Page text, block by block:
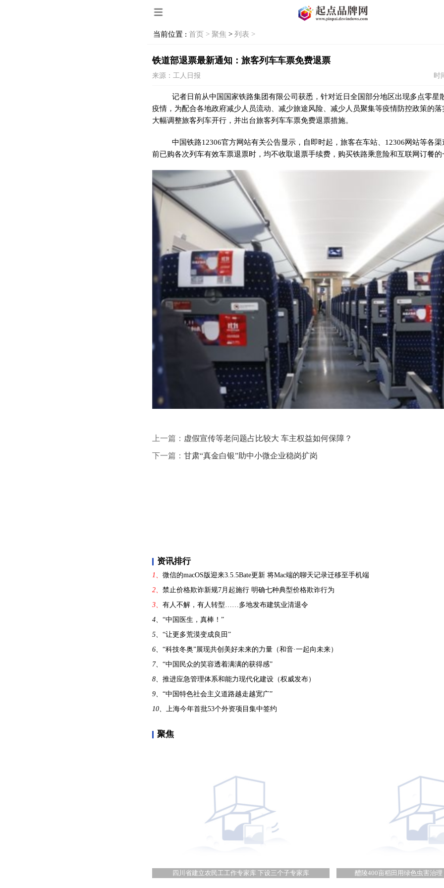
当前位置 : 首页 > 聚焦 > 列表 >
铁道部退票最新通知：旅客列车车票免费退票
来源：工人日报 时
记者日前从中国国家铁路集团有限公司获悉，针对近日全国部分地区出现多点零星
疫情 ，为配合各地政府减少人员流动、减少旅途风险、减少人员聚集等疫情防控政策的落
大幅调整旅客列车开行，并出台旅客列车车票免费退票措施。
中国铁路12306官方网站有关公告显示，自即时起，旅客在车站、12306网站等各
前已购各次列车有效车票退票时，均不收取退票手续费，购买铁路乘意险和互联网订餐
上一篇： 虚假宣传等老问题占比较大 车主权益如何保障？
下一篇： 甘肃“真金白银”助中小微企业稳岗扩岗
资讯排行
1、 微信的macOS版迎来3.5.5Bate更新 将Mac端的聊天记录迁移至手机端
2、 禁止价格欺诈新规7月起施行 明确七种典型价格欺诈行为
3、 有人不解，有人转型……多地发布建筑业清退令
4、 “中国医生，真棒！”
5、 “让更多荒漠变成良田”
6、 “科技冬奥”展现共创美好未来的力量（和音·一起向未来）
7、 “中国民众的笑容透着满满的获得感”
8、 推进应急管理体系和能力现代化建设（权威发布）
9、 “中国特色社会主义道路越走越宽广”
10、
上海今年首批53个外资项目集中签约
聚焦
四川省建立农民工工作专家库 下设三个子专家库 醴陵400亩稻田用绿色虫害治